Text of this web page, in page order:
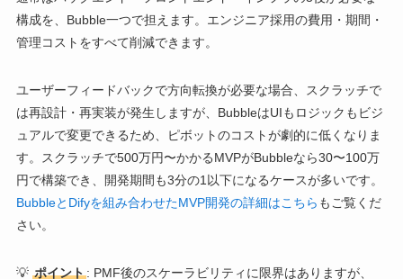
構成を、Bubble一つで担えます。エンジニア採用の費用・期間・
管理コストをすべて削減できます。
ユーザーフィードバックで方向転換が必要な場合、スクラッチで
は再設計・再実装が発生しますが、BubbleはUIもロジックもビジ
ュアルで変更できるため、ピボットのコストが劇的に低くなりま
す。スクラッチで500万円〜かかるMVPがBubbleなら30〜100万
円で構築でき、開発期間も3分の1以下になるケースが多いです。
BubbleとDifyを組み合わせたMVP開発の詳細はこちら もご覧くだ
さい。
💡 ポイント: PMF後のスケーラビリティに限界はありますが、